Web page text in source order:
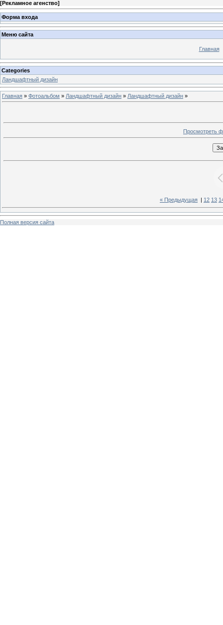
[Рекламное агенство]
Форма входа
Меню сайта
Главная
Categories
Ландшафтный дизайн
Главная » Фотоальбом » Ландшафтный дизайн » Ландшафтный дизайн »
Просмотреть
« Предыдущая 12 13
Полная версия сайта